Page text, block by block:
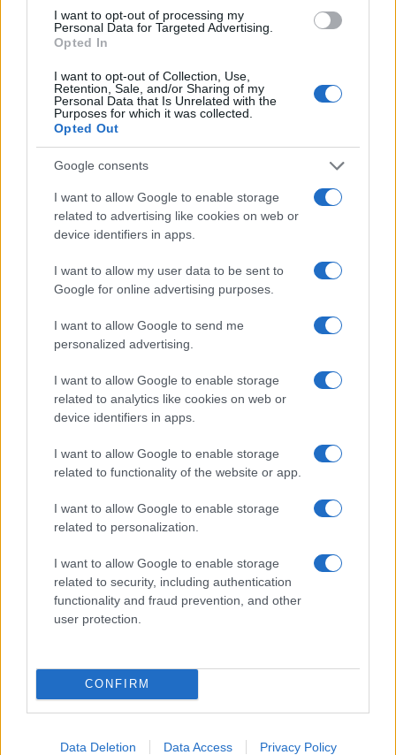
I want to opt-out of processing my
Personal Data for Targeted Advertising.
Opted In
I want to opt-out of Collection, Use,
Retention, Sale, and/or Sharing of my
Personal Data that Is Unrelated with the
Purposes for which it was collected.
Opted Out
Google consents
I want to allow Google to enable storage
related to advertising like cookies on web or
device identifiers in apps.
I want to allow my user data to be sent to
Google for online advertising purposes.
I want to allow Google to send me
personalized advertising.
I want to allow Google to enable storage
related to analytics like cookies on web or
device identifiers in apps.
I want to allow Google to enable storage
related to functionality of the website or app.
I want to allow Google to enable storage
related to personalization.
I want to allow Google to enable storage
related to security, including authentication
functionality and fraud prevention, and other
user protection.
CONFIRM
Data Deletion Data Access Privacy Policy
Ključne besede:
organizacija
slabo vreme
vreme
malčkov tek
nov termin izvedba
Več iz kraja Ravne na Koroškem
Freestyle navdušuje s poletno
Kovinska ograja po meri: kako
izbrati material, polnilo in
izvedbo
zadnja dva tedna skoraj brez
gneče, več udobja
Več iz kategorije Novice
(VIDEO) Štorklje obiskale
travnik v Mislinjski Dobravi,
Slovenija pa beleži rekordno
leto
Vreme: Pred nami spet teden